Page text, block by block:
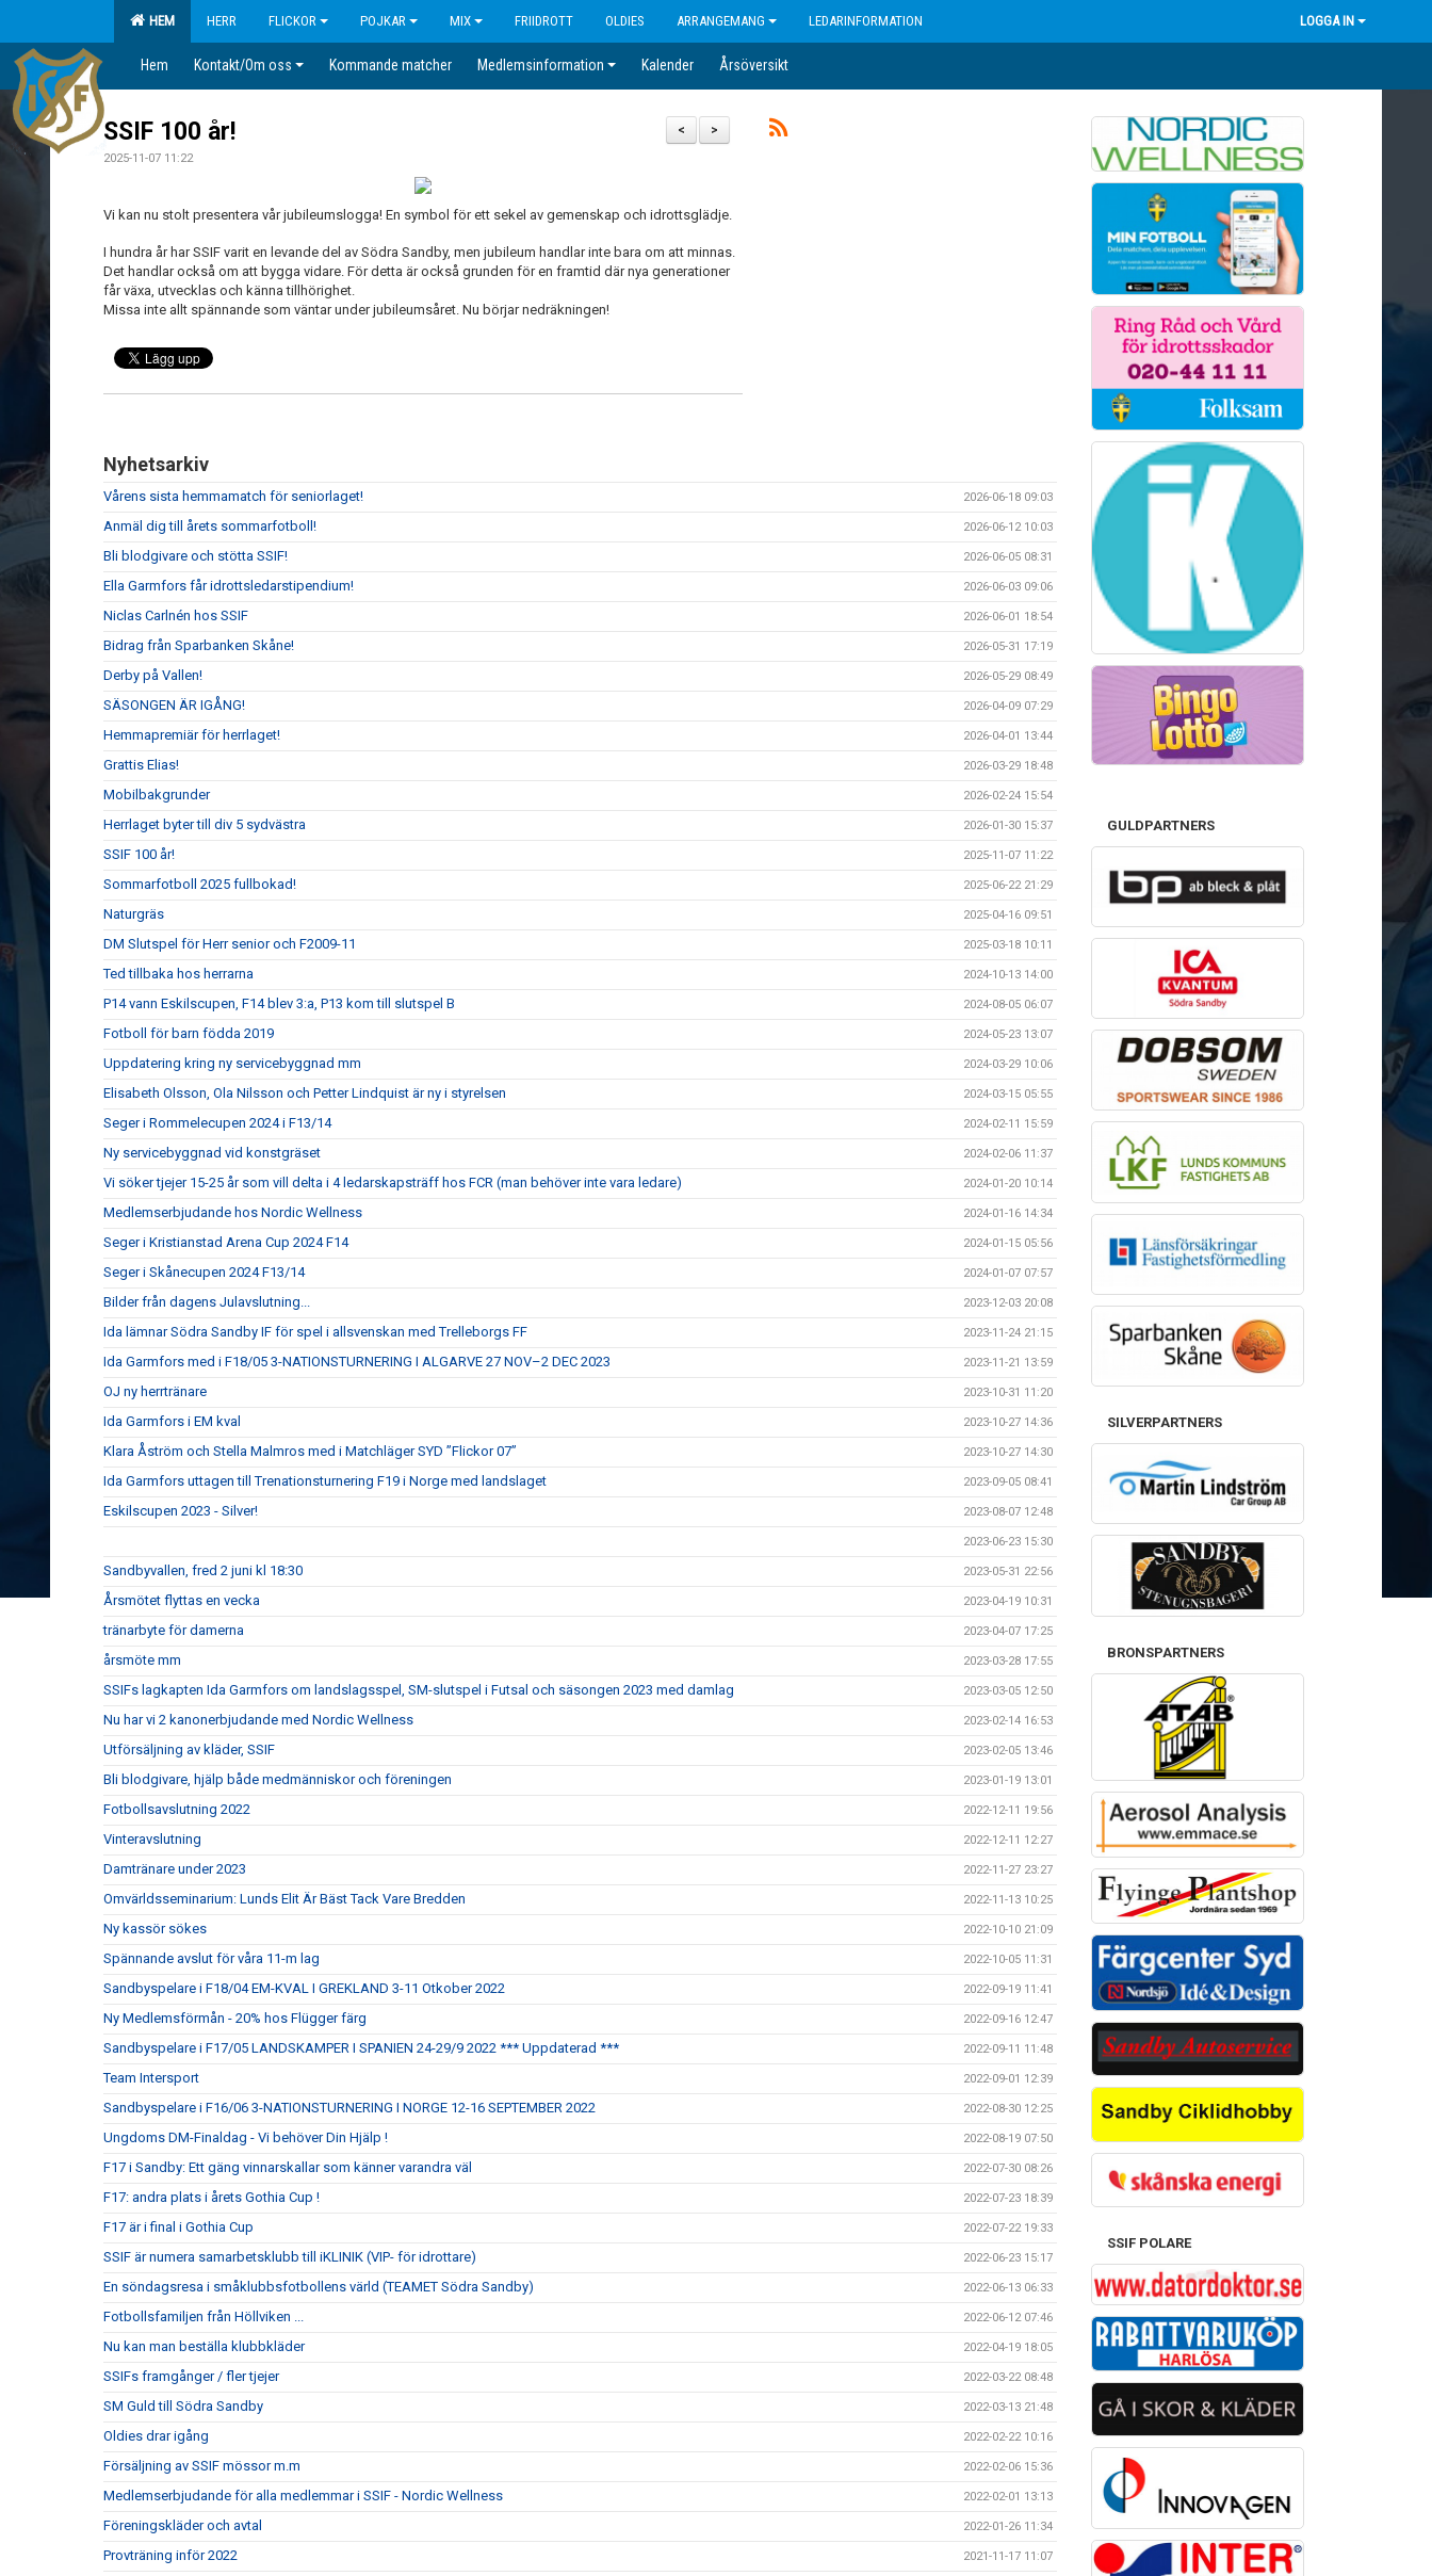
HEM HERR FLICKOR POJKAR MIX FRIIDROTT OLDIES ARRANGEMANG LEDARINFORMATION LOGGA IN
Hem Kontakt/Om oss Kommande matcher Medlemsinformation Kalender Årsöversikt
>
<
SSIF 100 år!
2025-11-07 11:22
Vi kan nu stolt presentera vår jubileumslogga! En symbol för ett sekel av gemenskap och idrottsglädje.
I hundra år har SSIF varit en levande del av Södra Sandby, men jubileum handlar inte bara om att minnas.
Det handlar också om att bygga vidare. För detta är också grunden för en framtid där nya generationer
får växa, utvecklas och känna tillhörighet.
Missa inte allt spännande som väntar under jubileumsåret. Nu börjar nedräkningen!
Nyhetsarkiv
Vårens sista hemmamatch för seniorlaget! 2026-06-18 09:03
Anmäl dig till årets sommarfotboll! 2026-06-12 10:03
Bli blodgivare och stötta SSIF! 2026-06-05 08:31
Ella Garmfors får idrottsledarstipendium! 2026-06-03 09:06
Niclas Carlnén hos SSIF 2026-06-01 18:54
Bidrag från Sparbanken Skåne! 2026-05-31 17:19
Derby på Vallen! 2026-05-29 08:49
SÄSONGEN ÄR IGÅNG! 2026-04-09 07:29
Hemmapremiär för herrlaget! 2026-04-01 13:44
Grattis Elias! 2026-03-29 18:48
Mobilbakgrunder 2026-02-24 15:54
Herrlaget byter till div 5 sydvästra 2026-01-30 15:37
SSIF 100 år! 2025-11-07 11:22
Sommarfotboll 2025 fullbokad! 2025-06-22 21:29
Naturgräs 2025-04-16 09:51
DM Slutspel för Herr senior och F2009-11 2025-03-18 10:11
Ted tillbaka hos herrarna 2024-10-13 14:00
P14 vann Eskilscupen, F14 blev 3:a, P13 kom till slutspel B 2024-08-05 06:07
Fotboll för barn födda 2019 2024-05-23 13:07
Uppdatering kring ny servicebyggnad mm 2024-03-29 10:06
Elisabeth Olsson, Ola Nilsson och Petter Lindquist är ny i styrelsen 2024-03-15 05:55
Seger i Rommelecupen 2024 i F13/14 2024-02-11 15:59
Ny servicebyggnad vid konstgräset 2024-02-06 11:37
Vi söker tjejer 15-25 år som vill delta i 4 ledarskapsträff hos FCR (man behöver inte vara ledare) 2024-01-20 10:14
Medlemserbjudande hos Nordic Wellness 2024-01-16 14:34
Seger i Kristianstad Arena Cup 2024 F14 2024-01-15 05:56
Seger i Skånecupen 2024 F13/14 2024-01-07 07:57
Bilder från dagens Julavslutning... 2023-12-03 20:08
Ida lämnar Södra Sandby IF för spel i allsvenskan med Trelleborgs FF 2023-11-24 21:15
Ida Garmfors med i F18/05 3-NATIONSTURNERING I ALGARVE 27 NOV–2 DEC 2023 2023-11-21 13:59
OJ ny herrtränare 2023-10-31 11:20
Ida Garmfors i EM kval 2023-10-27 14:36
Klara Åström och Stella Malmros med i Matchläger SYD ”Flickor 07” 2023-10-27 14:30
Ida Garmfors uttagen till Trenationsturnering F19 i Norge med landslaget 2023-09-05 08:41
Eskilscupen 2023 - Silver! 2023-08-07 12:48
2023-06-23 15:30
Sandbyvallen, fred 2 juni kl 18:30 2023-05-31 22:56
Årsmötet flyttas en vecka 2023-04-19 10:31
tränarbyte för damerna 2023-04-07 17:25
årsmöte mm 2023-03-28 17:55
SSIFs lagkapten Ida Garmfors om landslagsspel, SM-slutspel i Futsal och säsongen 2023 med damlag 2023-03-05 12:50
Nu har vi 2 kanonerbjudande med Nordic Wellness 2023-02-14 16:53
Utförsäljning av kläder, SSIF 2023-02-05 13:46
Bli blodgivare, hjälp både medmänniskor och föreningen 2023-01-19 13:01
Fotbollsavslutning 2022 2022-12-11 19:56
Vinteravslutning 2022-12-11 12:27
Damtränare under 2023 2022-11-27 23:27
Omvärldsseminarium: Lunds Elit Är Bäst Tack Vare Bredden 2022-11-13 10:25
Ny kassör sökes 2022-10-10 21:09
Spännande avslut för våra 11-m lag 2022-10-05 11:31
Sandbyspelare i F18/04 EM-KVAL I GREKLAND 3-11 Otkober 2022 2022-09-19 11:41
Ny Medlemsförmån - 20% hos Flügger färg 2022-09-16 12:47
Sandbyspelare i F17/05 LANDSKAMPER I SPANIEN 24-29/9 2022 *** Uppdaterad *** 2022-09-11 11:48
Team Intersport 2022-09-01 12:39
Sandbyspelare i F16/06 3-NATIONSTURNERING I NORGE 12-16 SEPTEMBER 2022 2022-08-30 12:25
Ungdoms DM-Finaldag - Vi behöver Din Hjälp ! 2022-08-19 07:50
F17 i Sandby: Ett gäng vinnarskallar som känner varandra väl 2022-07-30 08:26
F17: andra plats i årets Gothia Cup ! 2022-07-23 18:39
F17 är i final i Gothia Cup 2022-07-22 19:33
SSIF är numera samarbetsklubb till iKLINIK (VIP- för idrottare) 2022-06-23 15:17
En söndagsresa i småklubbsfotbollens värld (TEAMET Södra Sandby) 2022-06-13 06:33
Fotbollsfamiljen från Höllviken ... 2022-06-12 07:46
Nu kan man beställa klubbkläder 2022-04-19 18:05
SSIFs framgånger / fler tjejer 2022-03-22 08:48
SM Guld till Södra Sandby 2022-03-13 21:48
Oldies drar igång 2022-02-22 10:16
Försäljning av SSIF mössor m.m 2022-02-06 15:36
Medlemserbjudande för alla medlemmar i SSIF - Nordic Wellness 2022-02-01 13:13
Föreningskläder och avtal 2022-01-26 11:34
Provträning inför 2022 2021-11-17 11:07
GULDPARTNERS
SILVERPARTNERS
BRONSPARTNERS
SSIF POLARE